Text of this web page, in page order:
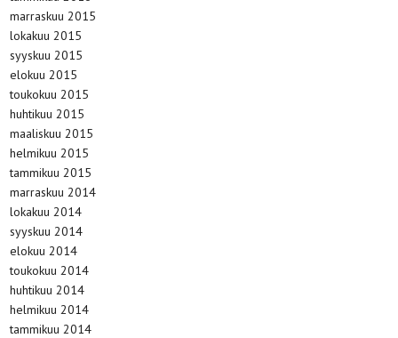
marraskuu 2015
lokakuu 2015
syyskuu 2015
elokuu 2015
toukokuu 2015
huhtikuu 2015
maaliskuu 2015
helmikuu 2015
tammikuu 2015
marraskuu 2014
lokakuu 2014
syyskuu 2014
elokuu 2014
toukokuu 2014
huhtikuu 2014
helmikuu 2014
tammikuu 2014